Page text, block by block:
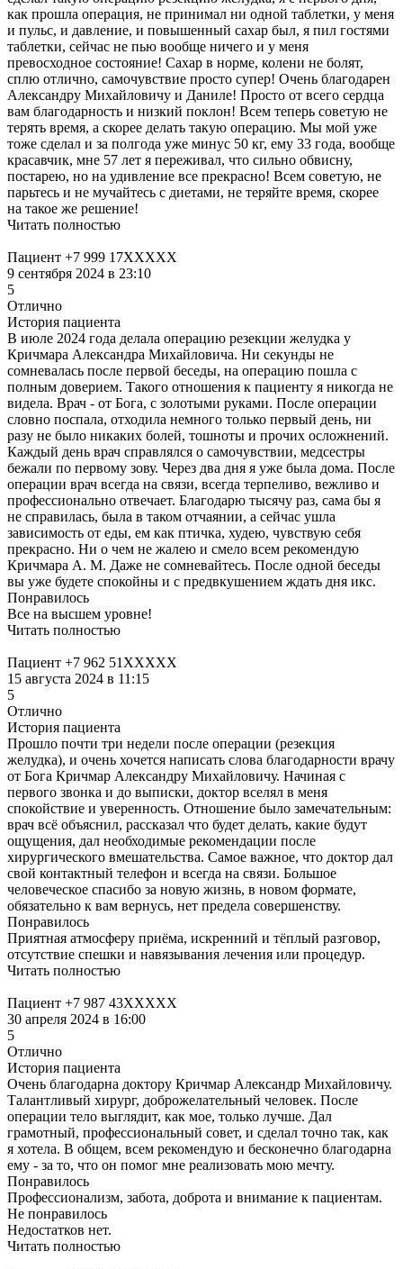
как прошла операция, не принимал ни одной таблетки, у меня
и пульс, и давление, и повышенный сахар был, я пил гостями
таблетки, сейчас не пью вообще ничего и у меня
превосходное состояние! Сахар в норме, колени не болят,
сплю отлично, самочувствие просто супер! Очень благодарен
Александру Михайловичу и Даниле! Просто от всего сердца
вам благодарность и низкий поклон! Всем теперь советую не
терять время, а скорее делать такую операцию. Мы мой уже
тоже сделал и за полгода уже минус 50 кг, ему 33 года, вообще
красавчик, мне 57 лет я переживал, что сильно обвисну,
постарею, но на удивление все прекрасно! Всем советую, не
парьтесь и не мучайтесь с диетами, не теряйте время, скорее
на такое же решение!
Читать полностью
Пациент +7 999 17XXXXX
9 сентября 2024 в 23:10
5
Отлично
История пациента
В июле 2024 года делала операцию резекции желудка у
Кричмара Александра Михайловича. Ни секунды не
сомневалась после первой беседы, на операцию пошла с
полным доверием. Такого отношения к пациенту я никогда не
видела. Врач - от Бога, с золотыми руками. После операции
словно поспала, отходила немного только первый день, ни
разу не было никаких болей, тошноты и прочих осложнений.
Каждый день врач справлялся о самочувствии, медсестры
бежали по первому зову. Через два дня я уже была дома. После
операции врач всегда на связи, всегда терпеливо, вежливо и
профессионально отвечает. Благодарю тысячу раз, сама бы я
не справилась, была в таком отчаянии, а сейчас ушла
зависимость от еды, ем как птичка, худею, чувствую себя
прекрасно. Ни о чем не жалею и смело всем рекомендую
Кричмара А. М. Даже не сомневайтесь. После одной беседы
вы уже будете спокойны и с предвкушением ждать дня икс.
Понравилось
Все на высшем уровне!
Читать полностью
Пациент +7 962 51XXXXX
15 августа 2024 в 11:15
5
Отлично
История пациента
Прошло почти три недели после операции (резекция
желудка), и очень хочется написать слова благодарности врачу
от Бога Кричмар Александру Михайловичу. Начиная с
первого звонка и до выписки, доктор вселял в меня
спокойствие и уверенность. Отношение было замечательным:
врач всё объяснил, рассказал что будет делать, какие будут
ощущения, дал необходимые рекомендации после
хирургического вмешательства. Самое важное, что доктор дал
свой контактный телефон и всегда на связи. Большое
человеческое спасибо за новую жизнь, в новом формате,
обязательно к вам вернусь, нет предела совершенству.
Понравилось
Приятная атмосферу приёма, искренний и тёплый разговор,
отсутствие спешки и навязывания лечения или процедур.
Читать полностью
Пациент +7 987 43XXXXX
30 апреля 2024 в 16:00
5
Отлично
История пациента
Очень благодарна доктору Кричмар Александр Михайловичу.
Талантливый хирург, доброжелательный человек. После
операции тело выглядит, как мое, только лучше. Дал
грамотный, профессиональный совет, и сделал точно так, как
я хотела. В общем, всем рекомендую и бесконечно благодарна
ему - за то, что он помог мне реализовать мою мечту.
Понравилось
Профессионализм, забота, доброта и внимание к пациентам.
Не понравилось
Недостатков нет.
Читать полностью